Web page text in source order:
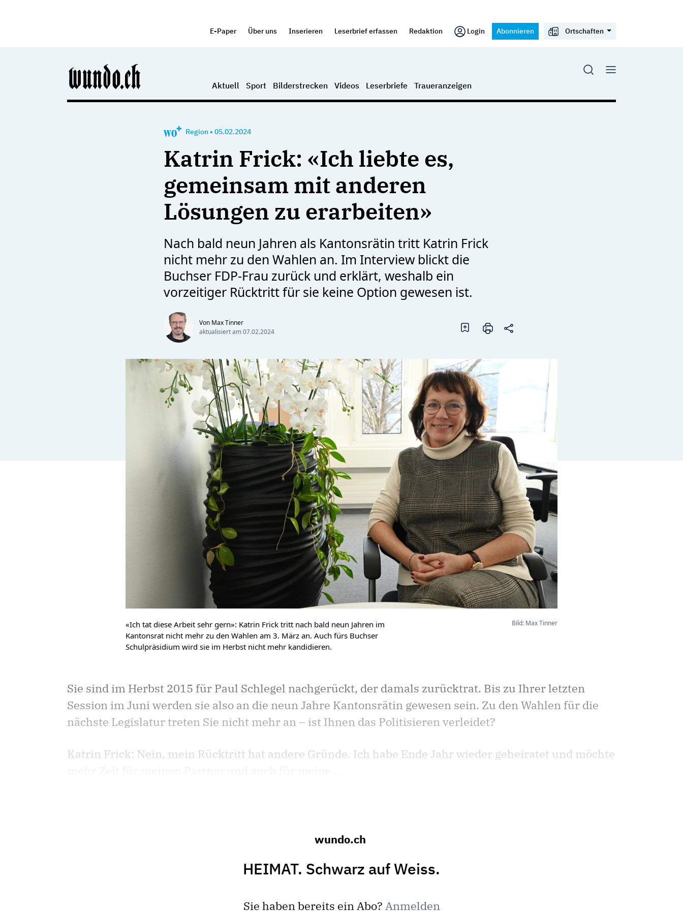
E-Paper Über uns Inserieren Leserbrief erfassen Redaktion Login Abonnieren Ortschaften
Aktuell Sport Bilderstrecken Videos Leserbriefe Traueranzeigen
Region • 05.02.2024
Katrin Frick: «Ich liebte es,
gemeinsam mit anderen
Lösungen zu erarbeiten»
Nach bald neun Jahren als Kantonsrätin tritt Katrin Frick
nicht mehr zu den Wahlen an. Im Interview blickt die
Buchser FDP-Frau zurück und erklärt, weshalb ein
vorzeitiger Rücktritt für sie keine Option gewesen ist.
Von Max Tinner
aktualisiert am07.02.2024
«Ich tat diese Arbeit sehr gern»: Katrin Frick tritt nach bald neun Jahren im
Kantonsrat nicht mehr zu den Wahlen am 3. März an. Auch fürs Buchser
Schulpräsidium wird sie im Herbst nicht mehr kandidieren.
Bild: Max Tinner
Sie sind im Herbst 2015 für Paul Schlegel nachgerückt, der damals zurücktrat. Bis zu Ihrer letzten
Session im Juni werden sie also an die neun Jahre Kantonsrätin gewesen sein. Zu den Wahlen für die
nächste Legislatur treten Sie nicht mehr an – ist Ihnen das Politisieren verleidet?
Katrin Frick: Nein, mein Rücktritt hat andere Gründe. Ich habe Ende Jahr wieder geheiratet und möchte
wundo.ch
HEIMAT. Schwarz auf Weiss.
Sie haben bereits ein Abo? Anmelden